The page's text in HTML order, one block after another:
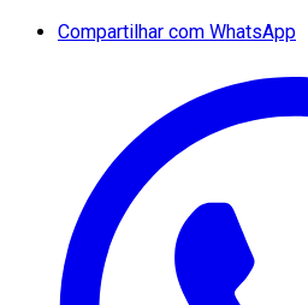
Compartilhar com WhatsApp